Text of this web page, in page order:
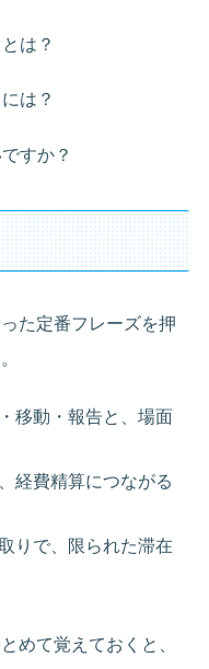
は？
は？
すか？
た定番フレーズを押
移動・報告と、場面
経費精算につながる
りで、限られた滞在
めて覚えておくと、